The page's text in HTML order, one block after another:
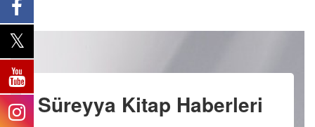
Süreyya Kitap Haberleri